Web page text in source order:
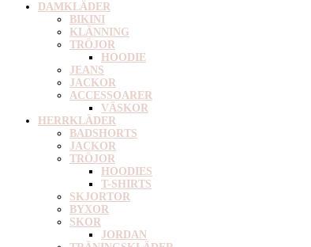
DAMKLÄDER
BIKINI
KLÄNNING
TRÖJOR
HOODIE
JEANS
JACKOR
ACCESSOARER
VÄSKOR
HERRKLÄDER
BADSHORTS
JACKOR
TRÖJOR
HOODIES
T-SHIRTS
SKJORTOR
BYXOR
SKOR
JORDAN